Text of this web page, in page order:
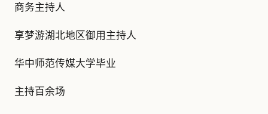
商务主持人
享梦游湖北地区御用主持人
华中师范传媒大学毕业
主持百余场